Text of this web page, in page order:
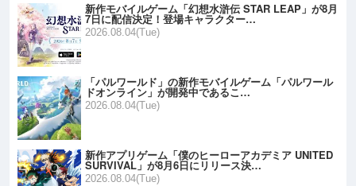
新作モバイルゲーム「幻想水滸伝 STAR LEAP」が8月
7日に配信決定！登場キャラクター…
2026.08.04(Tue)
「パルワールド」の新作モバイルゲーム「パルワール
ドオンライン」が開発中であるこ…
2026.08.04(Tue)
新作アプリゲーム「僕のヒーローアカデミア UNITED
SURVIVAL」が8月6日にリリース決…
2026.08.04(Tue)